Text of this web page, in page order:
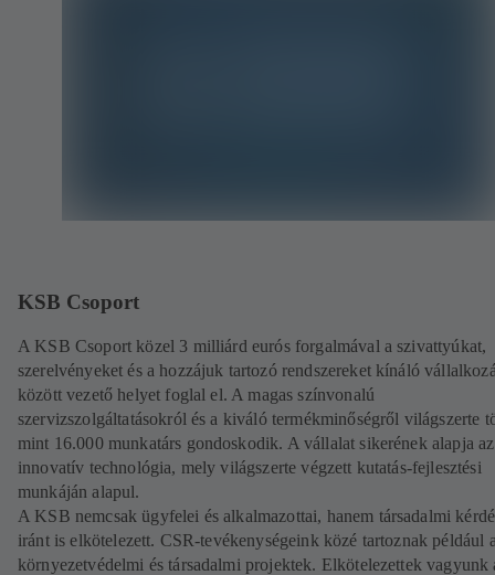
KSB Csoport
A KSB Csoport közel 3 milliárd eurós forgalmával a szivattyúkat,
szerelvényeket és a hozzájuk tartozó rendszereket kínáló
között vezető helyet foglal el. A magas színvonalú
szervizszolgáltatásokról és a kiváló termékminőségről világszerte
mint 16.000 munkatárs gondoskodik. A vállalat sikerének alapja az
innovatív technológia, mely világszerte végzett kutatás-fejlesztési
munkáján alapul.
A KSB nemcsak ügyfelei és alkalmazottai, hanem társadalmi
iránt is elkötelezett. CSR-tevékenységeink közé tartoznak például
környezetvédelmi és társadalmi projektek. Elkötelezettek vagyunk